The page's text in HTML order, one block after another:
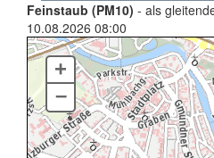
Feinstaub (PM10) - als
10.08.2026 08:00
+
–